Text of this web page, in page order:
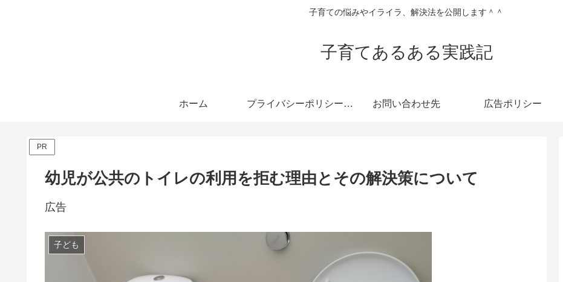
子育ての悩みやイライラ、解決法を公開します＾＾
子育てあるある実践記
ホーム プライバシーポリシー・免責事項 お問い合わせ先 広告ポリシー
PR
幼児が公共のトイレの利用を拒む理由とその解決策について
広告
子ども